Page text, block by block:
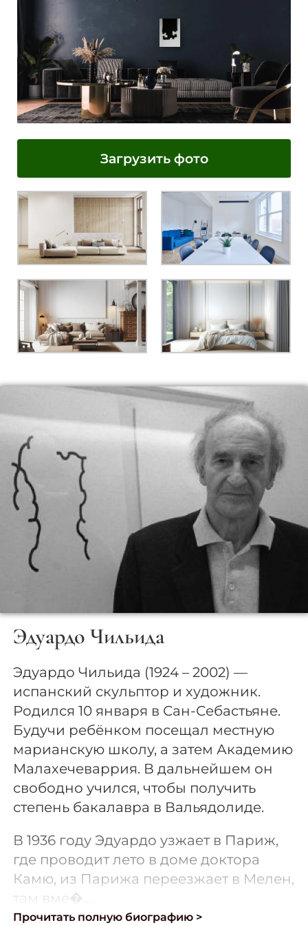
Загрузить фото
Эдуардо Чильида
Эдуардо Чильида (1924 – 2002) —
испанский скульптор и художник.
Родился 10 января в Сан-Себастьяне.
Будучи ребёнком посещал местную
марианскую школу, а затем Академию
Малахечеваррия. В дальнейшем он
свободно учился, чтобы получить
степень бакалавра в Вальядолиде.
В 1936 году Эдуардо узжает в Париж,
где проводит лето в доме доктора
Камю, из Парижа переезжает в Мелен,
там вме�...
Прочитать полную биографию >